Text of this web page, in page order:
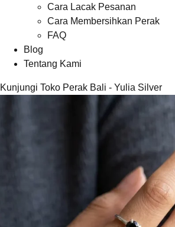
Cara Lacak Pesanan
Cara Membersihkan Perak
FAQ
Blog
Tentang Kami
Kunjungi Toko Perak Bali - Yulia Silver